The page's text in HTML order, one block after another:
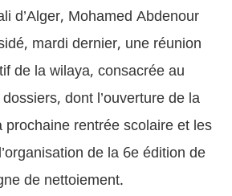
d’Alger, Mohamed Abdenour
mardi dernier, une réunion
de la wilaya, consacrée au
dont l’ouverture de la
rentrée scolaire et les
de la 6e édition de
de nettoiement.